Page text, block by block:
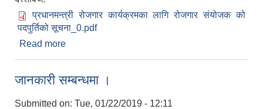
प्रधानमन्त्री रोजगार कार्यक्रमका लागि रोजगार संयोजक को
पदपुर्तिको सूचना_0.pdf
Read more
जानकारी सम्बन्धमा ।
Submitted on: Tue, 01/22/2019 - 12:11